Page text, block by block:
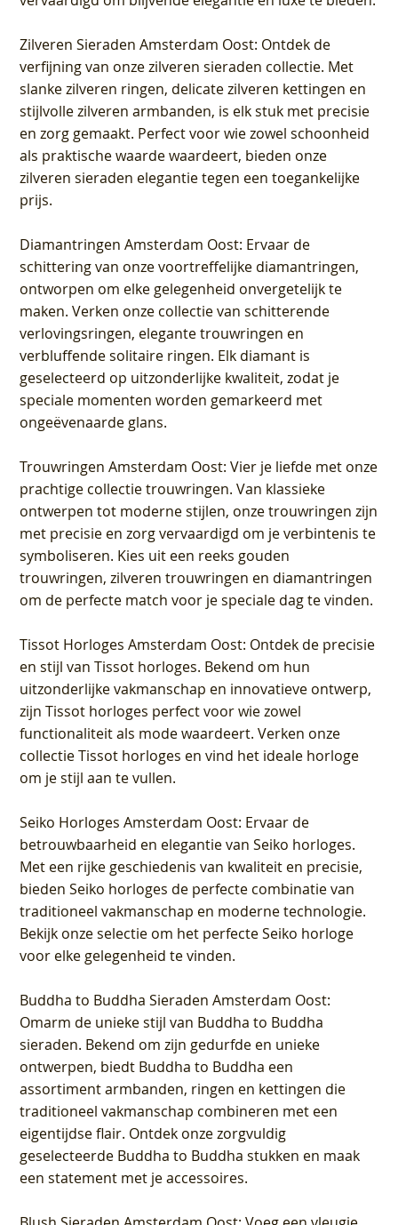
Zilveren Sieraden Amsterdam Oost: Ontdek de
verfijning van onze zilveren sieraden collectie. Met
slanke zilveren ringen, delicate zilveren kettingen en
stijlvolle zilveren armbanden, is elk stuk met precisie
en zorg gemaakt. Perfect voor wie zowel schoonheid
als praktische waarde waardeert, bieden onze
zilveren sieraden elegantie tegen een toegankelijke
prijs.
Diamantringen Amsterdam Oost: Ervaar de
schittering van onze voortreffelijke diamantringen,
ontworpen om elke gelegenheid onvergetelijk te
maken. Verken onze collectie van schitterende
verlovingsringen, elegante trouwringen en
verbluffende solitaire ringen. Elk diamant is
geselecteerd op uitzonderlijke kwaliteit, zodat je
speciale momenten worden gemarkeerd met
ongeëvenaarde glans.
Trouwringen Amsterdam Oost: Vier je liefde met onze
prachtige collectie trouwringen. Van klassieke
ontwerpen tot moderne stijlen, onze trouwringen zijn
met precisie en zorg vervaardigd om je verbintenis te
symboliseren. Kies uit een reeks gouden
trouwringen, zilveren trouwringen en diamantringen
om de perfecte match voor je speciale dag te vinden.
Tissot Horloges Amsterdam Oost: Ontdek de precisie
en stijl van Tissot horloges. Bekend om hun
uitzonderlijke vakmanschap en innovatieve ontwerp,
zijn Tissot horloges perfect voor wie zowel
functionaliteit als mode waardeert. Verken onze
collectie Tissot horloges en vind het ideale horloge
om je stijl aan te vullen.
Seiko Horloges Amsterdam Oost: Ervaar de
betrouwbaarheid en elegantie van Seiko horloges.
Met een rijke geschiedenis van kwaliteit en precisie,
bieden Seiko horloges de perfecte combinatie van
traditioneel vakmanschap en moderne technologie.
Bekijk onze selectie om het perfecte Seiko horloge
voor elke gelegenheid te vinden.
Buddha to Buddha Sieraden Amsterdam Oost:
Omarm de unieke stijl van Buddha to Buddha
sieraden. Bekend om zijn gedurfde en unieke
ontwerpen, biedt Buddha to Buddha een
assortiment armbanden, ringen en kettingen die
traditioneel vakmanschap combineren met een
eigentijdse flair. Ontdek onze zorgvuldig
geselecteerde Buddha to Buddha stukken en maak
een statement met je accessoires.